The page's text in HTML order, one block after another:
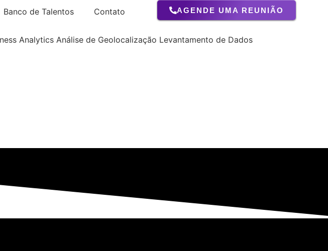
Banco de Talentos Contato AGENDE UMA REUNIÃO
Analytics Análise de Geolocalização Levantamento de Dados